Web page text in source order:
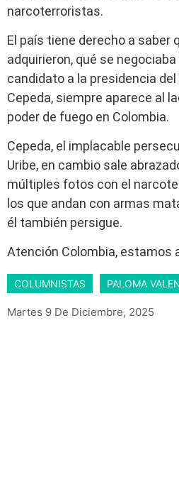
narcoterroristas.
El país tiene derecho a saber
adquirieron, qué se
candidato a la presidencia
Cepeda, siempre aparece al
poder de fuego en Colombia.
Cepeda, el implacable
Uribe, en cambio sale
múltiples fotos con el
los que andan con armas
él también persigue.
Atención Colombia, estamos
COLUMNISTAS PALOMA
Martes 9 De Diciembre, 2025